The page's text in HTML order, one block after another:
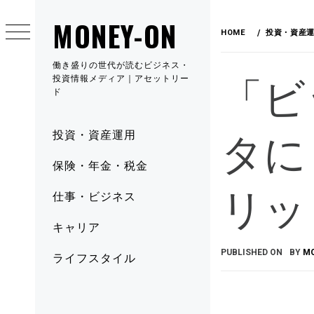
MONEY-ON
働き盛りの世代が読むビジネス・
投資情報メディア｜アセットリー
ド
投資・資産運用
保険・年金・税金
仕事・ビジネス
キャリア
ライフスタイル
HOME 投資・資産
「
タ
リ
PUBLISHED ON BY